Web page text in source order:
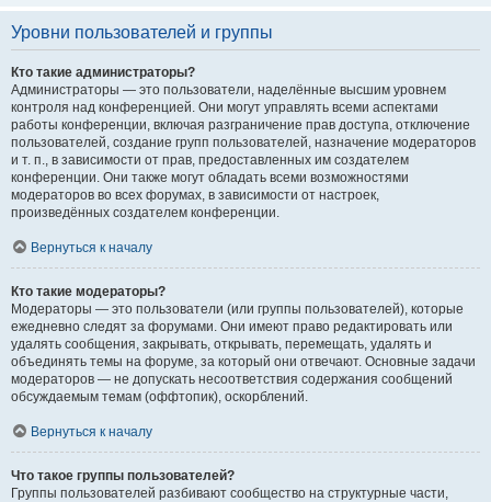
Уровни пользователей и группы
Кто такие администраторы?
Администраторы — это пользователи, наделённые высшим уровнем
контроля над конференцией. Они могут управлять всеми аспектами
работы конференции, включая разграничение прав доступа, отключение
пользователей, создание групп пользователей, назначение модераторов
и т. п., в зависимости от прав, предоставленных им создателем
конференции. Они также могут обладать всеми возможностями
модераторов во всех форумах, в зависимости от настроек,
произведённых создателем конференции.
Вернуться к началу
Кто такие модераторы?
Модераторы — это пользователи (или группы пользователей), которые
ежедневно следят за форумами. Они имеют право редактировать или
удалять сообщения, закрывать, открывать, перемещать, удалять и
объединять темы на форуме, за который они отвечают. Основные задачи
модераторов — не допускать несоответствия содержания сообщений
обсуждаемым темам (оффтопик), оскорблений.
Вернуться к началу
Что такое группы пользователей?
Группы пользователей разбивают сообщество на структурные части,